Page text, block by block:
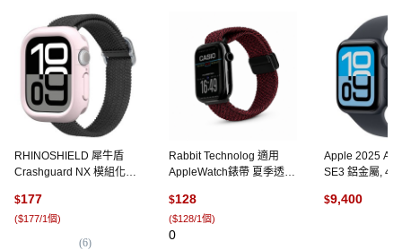
RHINOSHIELD 犀牛盾
Crashguard NX 模組化防
粉 Raspberry Sorbet, 1個
$177
($177/1個)
(6)
Rabbit Technolog 適用
AppleWatch錶帶 夏季透氣
吸扣, 1個
$128
($128/1個)
0
Apple 2025
SE3 鋁金屬,
帶, GPS + 行動
$9,400